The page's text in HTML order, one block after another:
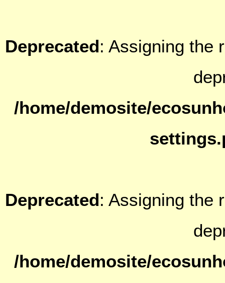
Deprecated: Assigning the
/home/demosite/
Deprecated: Assigning the
/home/demosite/